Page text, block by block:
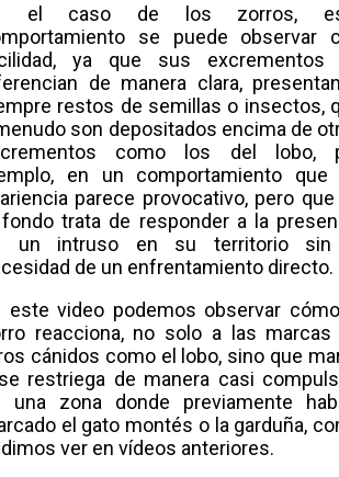
el caso de los zorros,
se puede observar
ya que sus excrementos
de manera clara,
restos de semillas o insectos,
son depositados encima de
como los del lobo,
en un comportamiento que
parece provocativo, pero que
trata de responder a la
un intruso en su territorio
de un enfrentamiento directo.
este video podemos observar
reacciona, no solo a las marcas
cánidos como el lobo, sino que
restriega de manera casi
una zona donde previamente
el gato montés o la garduña,
ver en vídeos anteriores.